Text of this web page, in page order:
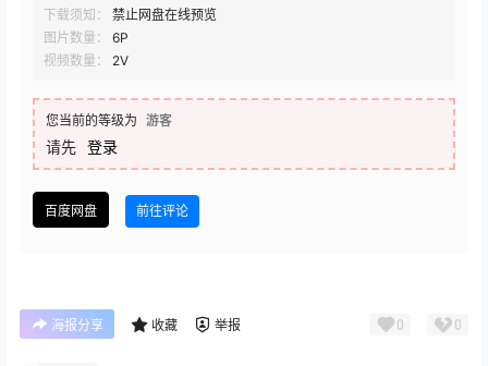
下载须知：
禁止网盘在线预览
图片数量：
6P
视频数量：
2V
您当前的等级为 游客
请先 登录
百度网盘 前往评论
海报分享 收藏 举报 0 0